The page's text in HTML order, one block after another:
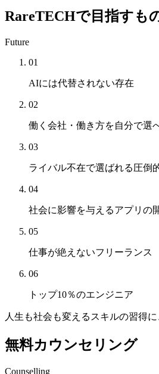
RareTECHで目指すも
Future
01
AIには代替されない存在
02
働く会社・働き方を自分で選
03
ライバル不在で選ばれる圧倒
04
社会に影響を与えるアプリの
05
仕事が絶えないフリーランス
06
トップ10％のエンジニア
人生も社会も変えるスキルの習得に
無料カウンセリング
Counselling